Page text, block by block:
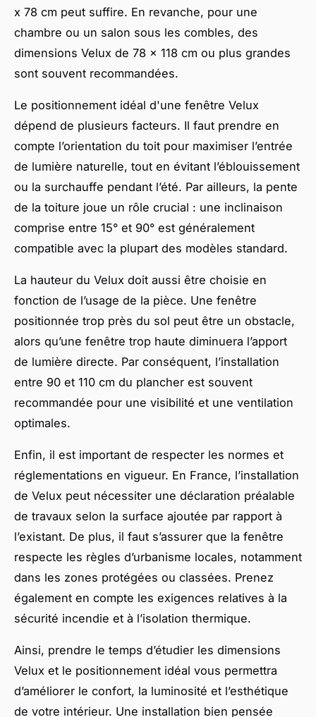
x 78 cm peut suffire. En revanche, pour une
chambre ou un salon sous les combles, des
dimensions Velux de 78 x 118 cm ou plus grandes
sont souvent recommandées.
Le positionnement idéal d'une fenêtre Velux
dépend de plusieurs facteurs. Il faut prendre en
compte l’orientation du toit pour maximiser l’entrée
de lumière naturelle, tout en évitant l’éblouissement
ou la surchauffe pendant l’été. Par ailleurs, la pente
de la toiture joue un rôle crucial : une inclinaison
comprise entre 15° et 90° est généralement
compatible avec la plupart des modèles standard.
La hauteur du Velux doit aussi être choisie en
fonction de l’usage de la pièce. Une fenêtre
positionnée trop près du sol peut être un obstacle,
alors qu’une fenêtre trop haute diminuera l’apport
de lumière directe. Par conséquent, l’installation
entre 90 et 110 cm du plancher est souvent
recommandée pour une visibilité et une ventilation
optimales.
Enfin, il est important de respecter les normes et
réglementations en vigueur. En France, l’installation
de Velux peut nécessiter une déclaration préalable
de travaux selon la surface ajoutée par rapport à
l’existant. De plus, il faut s’assurer que la fenêtre
respecte les règles d’urbanisme locales, notamment
dans les zones protégées ou classées. Prenez
également en compte les exigences relatives à la
sécurité incendie et à l’isolation thermique.
Ainsi, prendre le temps d’étudier les dimensions
Velux et le positionnement idéal vous permettra
d’améliorer le confort, la luminosité et l’esthétique
de votre intérieur. Une installation bien pensée